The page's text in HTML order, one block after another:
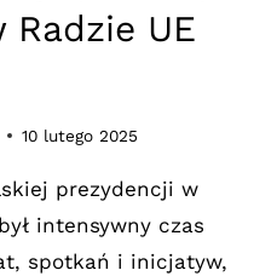
UE
10 lutego 2025
prezydencji w
intensywny czas
spotkań i inicjatyw,